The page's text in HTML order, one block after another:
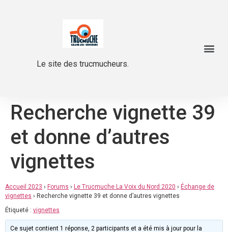
Le site des trucmucheurs.
Recherche vignette 39
et donne d’autres
vignettes
Accueil 2023 › Forums › Le Trucmuche La Voix du Nord 2020 › Échange de
vignettes › Recherche vignette 39 et donne d’autres vignettes
Étiqueté : vignettes
Ce sujet contient 1 réponse, 2 participants et a été mis à jour pour la